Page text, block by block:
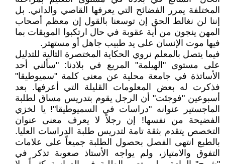
المختلفة يمرر الفضائح التي يعرفها القاصي والداني. بل
إننا لن نغالط الحق إن توسعنا بالقول إن معظم أصحاب
المهن ينجون من أية عقوبة في حال ارتكبوا الموبقات بما
فيها موت الإنسان على يد طبيب جاهل أو مستهتر.
فيما يتصل بالمعلم نروي الحكاية المختصرة التالية للتدليل
على مستوى "الهيلمة" المريع في بلادنا: "سألني أحد
الأساتذة في جامعة محلية عن معنى كلمة "سميوطيقا"
فذكرت له بعض المعلومات القليلة التي أعرفها. بعد
أسبوعين "فوجئت" أن الرجل يقوم بتدريس مساق لطلبة
الماجستير عنوانه "دراسات في السميوطيقا"! يا لخزي
الفضيحة من نفسها! إن رجلاً لا يعرف معنى عنوان
التخصص يتقدم بثقة تامة لتدريس طلبة الدراسات العليا.
بالطبع انتهى الفصل بحصول الطلبة جميعاً على علامات
التفوق والامتياز، ولم يواجه الأستاذ صعوبة تذكر في